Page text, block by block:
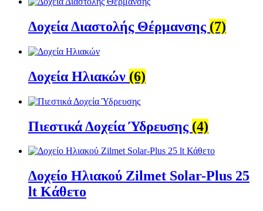
Δοχεία Διαστολής Θέρμανσης (7)
Δοχεία Ηλιακών (6)
Πιεστικά Δοχεία Ύδρευσης (4)
Δοχείο Ηλιακού Zilmet Solar-Plus 25
lt Κάθετο